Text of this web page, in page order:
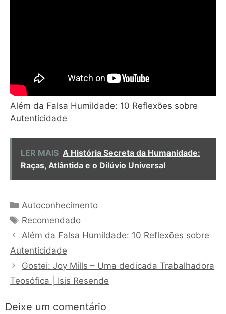
Além da Falsa Humildade: 10 Reflexões sobre
Autenticidade
LER MAIS A História Secreta da Humanidade:
Raças, Atlântida e o Dilúvio Universal
Categorias
Autoconhecimento
Tags
Recomendado
Além da Falsa Humildade: 10 Reflexões sobre
Autenticidade
Gostei: Joy Mills – Uma dedicada Trabalhadora
Teosófica | Isis Resende
Deixe um comentário